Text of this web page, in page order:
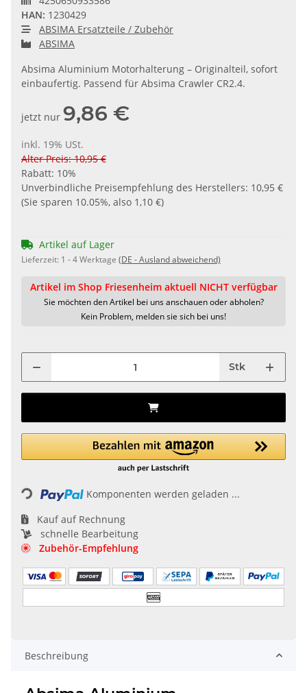
HAN: 1230429
ABSIMA Ersatzteile / Zubehör
ABSIMA
Absima Aluminium Motorhalterung – Originalteil, sofort
einbaufertig. Passend für Absima Crawler CR2.4.
jetzt nur 9,86 €
inkl. 19% USt.
Alter Preis: 10,95 €
Rabatt: 10%
Unverbindliche Preisempfehlung des Herstellers: 10,95 €
(Sie sparen 10.05%, also 1,10 €)
Artikel auf Lager
Lieferzeit: 1 - 4 Werktage (DE - Ausland abweichend)
Artikel im Shop Friesenheim aktuell NICHT verfügbar
Sie möchten den Artikel bei uns anschauen oder abholen?
Kein Problem, melden sie sich bei uns!
Stk
Loading...
Komponenten werden geladen ...
Kauf auf Rechnung
schnelle Bearbeitung
Zubehör-Empfehlung
Beschreibung